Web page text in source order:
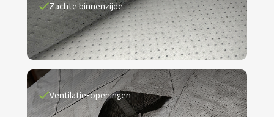
Zachte binnenzijde
Ventilatie-openingen